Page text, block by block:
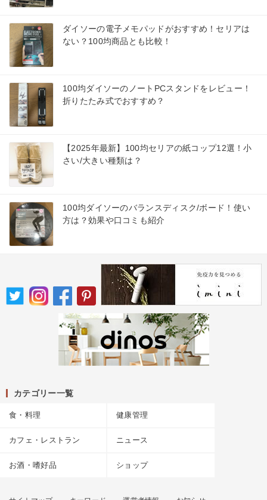
ダイソーの電子メモパッドがおすすめ！セリアは
ない？100均商品とも比較！
100均ダイソーのノートPCスタンドをレビュー！
折りたたみ式でおすすめ？
【2025年最新】100均セリアの紙コップ12選！小
さい/大きい種類は？
100均ダイソーのバランスディスク/ボード！使い
方は？効果や口コミも紹介
カテゴリー一覧
食・料理 健康管理
カフェ・レストラン ニュース
お酒・嗜好品 ショップ